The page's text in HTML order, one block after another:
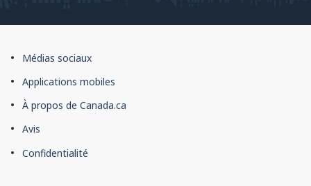
À
propos
du
site
Médias sociaux
Applications mobiles
À propos de Canada.ca
Avis
Confidentialité